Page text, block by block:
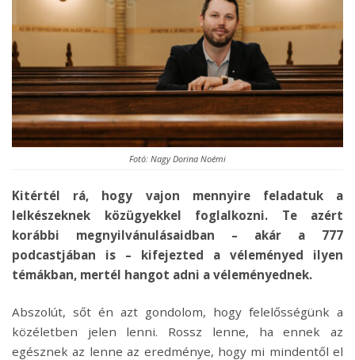
Fotó: Nagy Dorina Noémi
Kitértél rá, hogy vajon mennyire feladatuk a
lelkészeknek közügyekkel foglalkozni. Te azért
korábbi megnyilvánulásaidban – akár a 777
podcastjában is – kifejezted a véleményed ilyen
témákban, mertél hangot adni a véleményednek.
Abszolút, sőt én azt gondolom, hogy felelősségünk a
közéletben jelen lenni. Rossz lenne, ha ennek az
egésznek az lenne az eredménye, hogy mi mindentől el